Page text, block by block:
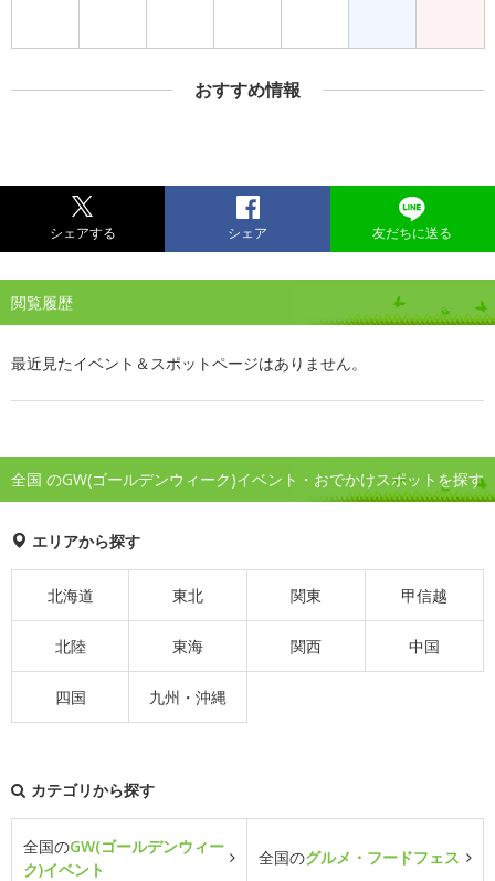
おすすめ情報
シェアする シェア 友だちに送る
閲覧履歴
最近見たイベント＆スポットページはありません。
全国 のGW(ゴールデンウィーク)イベント・おでかけスポットを探す
エリアから探す
北海道 東北 関東 甲信越
北陸 東海 関西 中国
四国 九州・沖縄
カテゴリから探す
全国のGW(ゴールデンウィー
ク)イベント
全国のグルメ・フードフェス